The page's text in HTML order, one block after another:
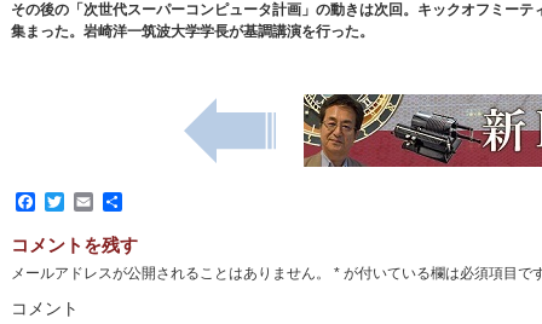
その後の「次世代スーパーコンピュータ計画」の動きは次回。キックオフミー
集まった。岩崎洋一筑波大学学長が基調講演を行った。
Facebook
TwitterEmail
共
コメントを残す
メールアドレスが公開されることはありません。 *が付いている欄は必須項目で
コメント